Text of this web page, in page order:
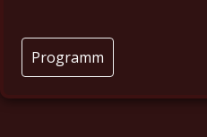
Programm